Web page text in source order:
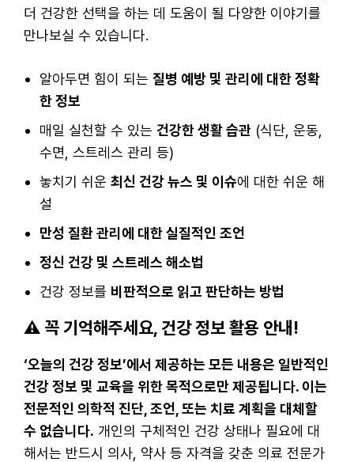
더 건강한 선택을 하는 데 도움이 될 다양한 이야기를
만나보실 수 있습니다.
알아두면 힘이 되는 질병 예방 및 관리에 대한 정확
한 정보
매일 실천할 수 있는 건강한 생활 습관 (식단, 운동,
수면, 스트레스 관리 등)
놓치기 쉬운 최신 건강 뉴스 및 이슈에 대한 쉬운 해
설
만성 질환 관리에 대한 실질적인 조언
정신 건강 및 스트레스 해소법
건강 정보를 비판적으로 읽고 판단하는 방법
⚠️ 꼭 기억해주세요, 건강 정보 활용 안내!
‘오늘의 건강 정보’에서 제공하는 모든 내용은 일반적인
건강 정보 및 교육을 위한 목적으로만 제공됩니다. 이는
전문적인 의학적 진단, 조언, 또는 치료 계획을 대체할
수 없습니다. 개인의 구체적인 건강 상태나 필요에 대
해서는 반드시 의사, 약사 등 자격을 갖춘 의료 전문가